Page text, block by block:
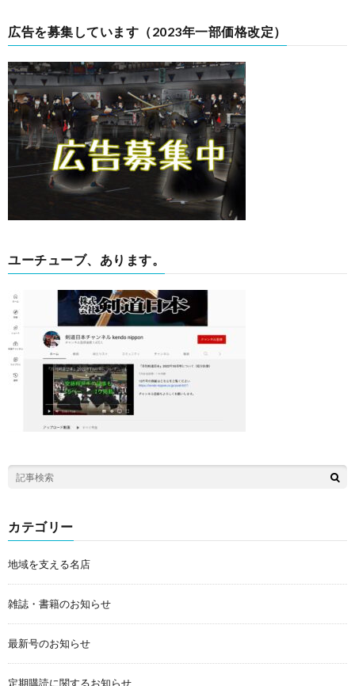
広告を募集しています（2023年一部価格改定）
ユーチューブ、あります。
カテゴリー
地域を支える名店
雑誌・書籍のお知らせ
最新号のお知らせ
定期購読に関するお知らせ